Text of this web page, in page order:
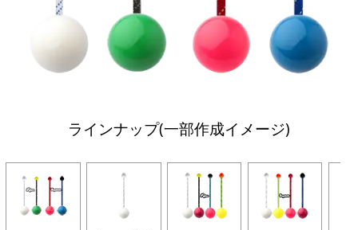
ラインナップ(一部作成イメージ)